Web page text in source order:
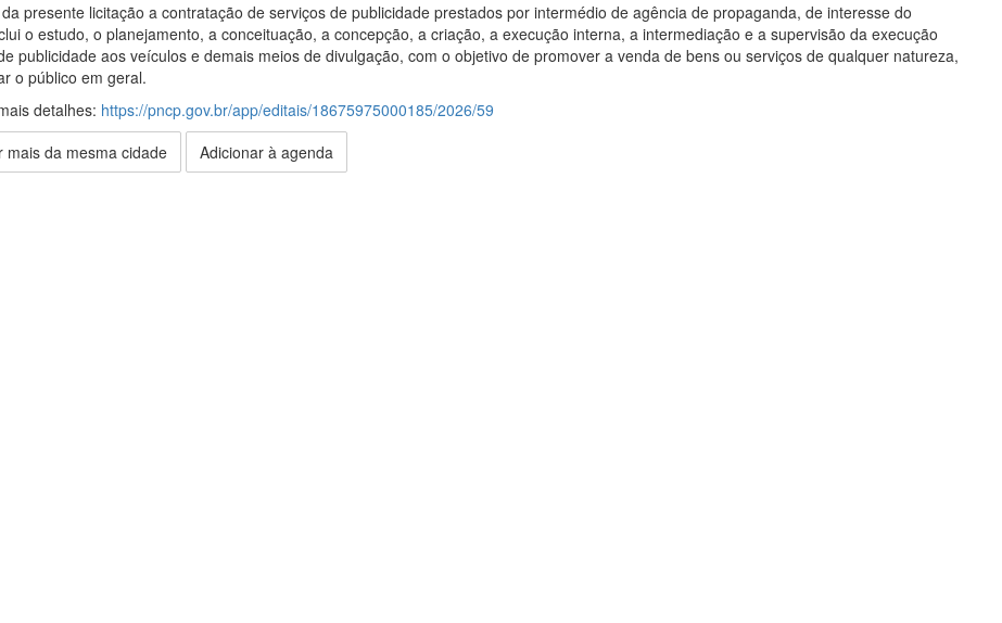
presente licitação a contratação de serviços de publicidade prestados por intermédio de agência de propaganda, de interesse do
o estudo, o planejamento, a conceituação, a concepção, a criação, a execução interna, a intermediação e a supervisão da execução
publicidade aos veículos e demais meios de divulgação, com o objetivo de promover a venda de bens ou serviços de qualquer natureza,
o público em geral.
detalhes: https://pncp.gov.br/app/editais/18675975000185/2026/59
mais da mesma cidade Adicionar à agenda